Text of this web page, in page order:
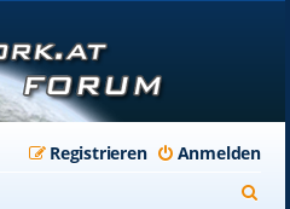
Anmelden
Registrieren